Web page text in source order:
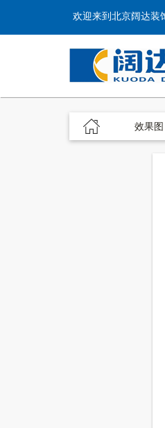
欢迎来到北京阔达装
效果图